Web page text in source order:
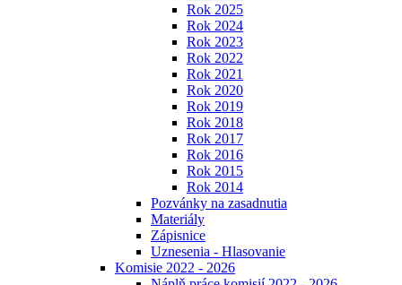
Rok 2025
Rok 2024
Rok 2023
Rok 2022
Rok 2021
Rok 2020
Rok 2019
Rok 2018
Rok 2017
Rok 2016
Rok 2015
Rok 2014
Pozvánky na zasadnutia
Materiály
Zápisnice
Uznesenia - Hlasovanie
Komisie 2022 - 2026